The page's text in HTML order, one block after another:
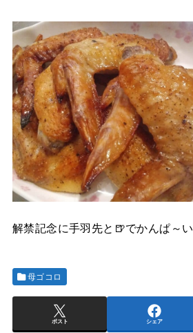
解禁記念に手羽先と🍺でかんぱ～い
母ゴコロ
ポスト シェア